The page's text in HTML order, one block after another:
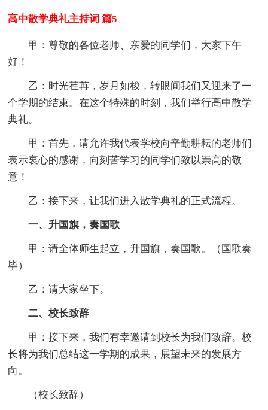
高中散学典礼主持词 篇5
甲：尊敬的各位老师、亲爱的同学们，大家下午
好！
乙：时光荏苒，岁月如梭，转眼间我们又迎来了一
个学期的结束。在这个特殊的时刻，我们举行高中散学
典礼。
甲：首先，请允许我代表学校向辛勤耕耘的老师们
表示衷心的感谢，向刻苦学习的同学们致以崇高的敬
意！
乙：接下来，让我们进入散学典礼的正式流程。
一、升国旗，奏国歌
甲：请全体师生起立，升国旗，奏国歌。（国歌奏
毕）
乙：请大家坐下。
二、校长致辞
甲：接下来，我们有幸邀请到校长为我们致辞。校
长将为我们总结这一学期的成果，展望未来的发展方
向。
（校长致辞）